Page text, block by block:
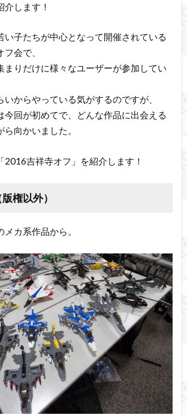
します！
い子たちが中心となって開催されている
会で、
まりだけに様々なユーザーが参加してい
いからやっている気がするのですが、
今回が初めてで、どんな作品に出会える
向かいました。
2016吉祥寺オフ」を紹介します！
権以外）
カ系作品から。